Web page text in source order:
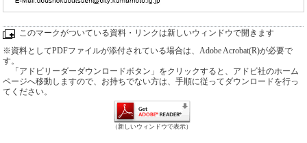
このマークがついている資料・リンクは新しいウィンドウで開きます
※資料としてPDFファイルが添付されている場合は、Adobe Acrobat(R)が必要で
す。
「アドビリーダーダウンロードボタン」をクリックすると、アドビ社のホーム
ページへ移動しますので、お持ちでない方は、手順に従ってダウンロードを行っ
てください。
（新しいウィンドウで表示）